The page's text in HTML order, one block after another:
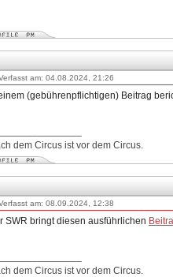
am: 04.08.2024, 21:26
(gebührenpflichtigen) Beitrag
dem Circus ist vor dem Circus.
am: 08.09.2024, 12:38
SWR bringt diesen ausführlichen
dem Circus ist vor dem Circus.